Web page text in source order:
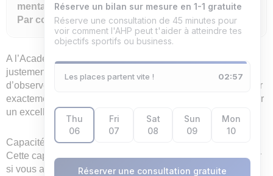
mentaux ont plein d’outils qui leur ont été donnés.
Par contre, ils ne savent pas par où commencer.
A l’Académie de la Haute Performance, nous avons
justement un process de 30 Min. Ce dernier permet en fait
d’observer où l’athlète est polarisé. Nous allons ainsi savoir
exactement quelle dépolarisation mettre en place pour avoir
un excellent résultat avec lui.
Capacité d’analyse exceptionnelle
Cette capacité d’analyse exceptionnelle ne peut pas arriver
si vous avez un sportif qui arrive et vous faites comme vous